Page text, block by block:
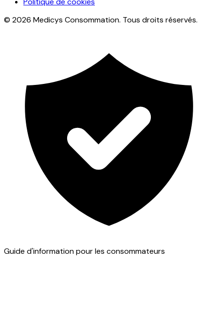
© 2026 Medicys Consommation. Tous droits réservés.
Guide d'information pour les consommateurs